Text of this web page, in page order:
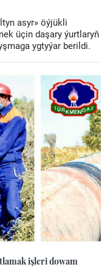
asyr» öýjükli
üçin daşary ýurtlaryň
ygtyýar berildi.
işleri dowam